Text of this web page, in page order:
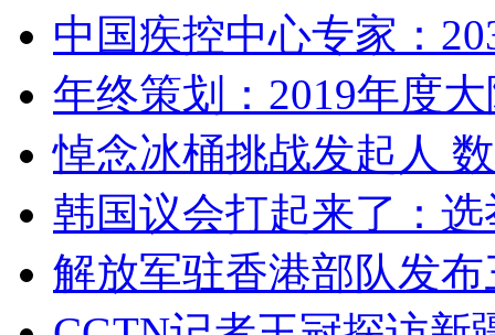
中国疾控中心专家：
年终策划：2019年度
悼念冰桶挑战发起人
韩国议会打起来了：
解放军驻香港部队发